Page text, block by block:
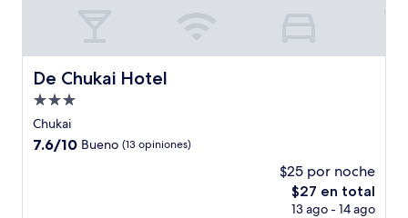
De Chukai Hotel
De Chukai Hotel
Propiedad
de
3.0
Chukai
7.6
7.6/10 Bueno (13 opiniones)
$25 por noche
El
precio
$27 en total
13 ago - 14 ago